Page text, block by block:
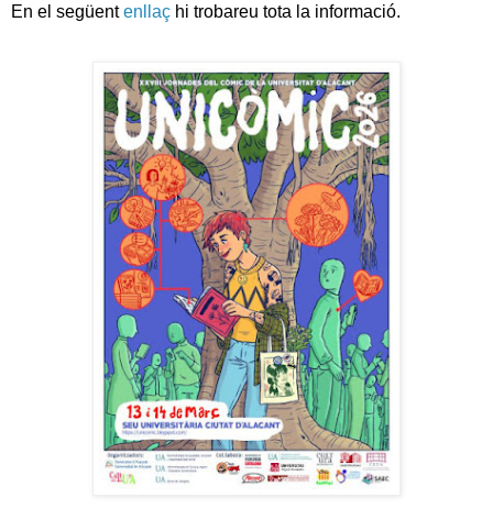
En el següentenllaç hi trobareu tota la informació.